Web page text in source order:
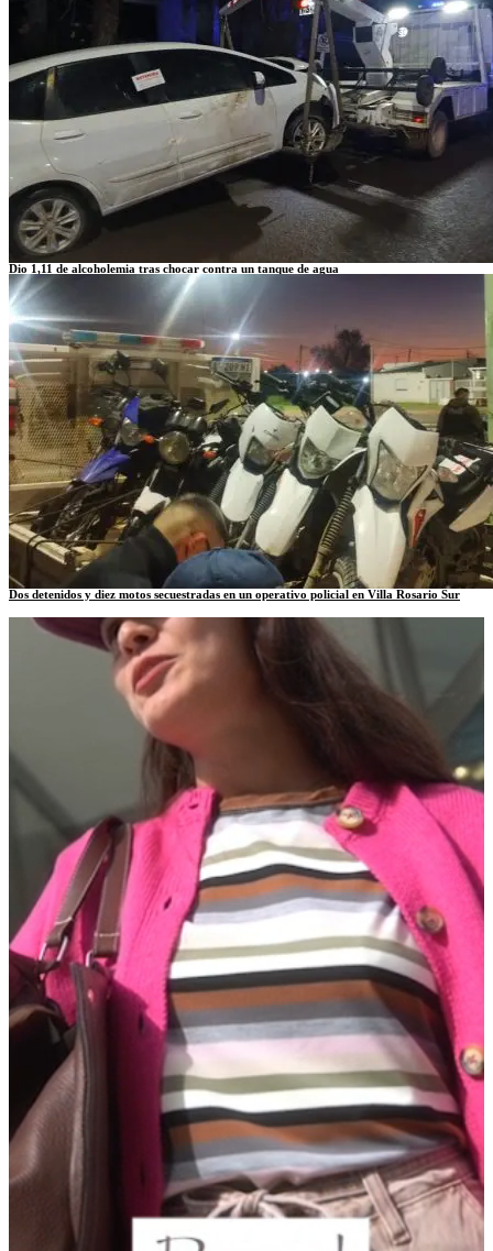
Dio 1,11 de alcoholemia tras chocar contra un tanque de agua
Dos detenidos y diez motos secuestradas en un operativo policial en Villa Rosario Sur